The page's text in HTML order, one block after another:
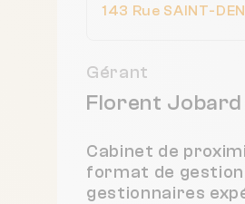
143 Rue SAINT-
Gérant
Florent Jobard
Cabinet de
format de
gestionnaires